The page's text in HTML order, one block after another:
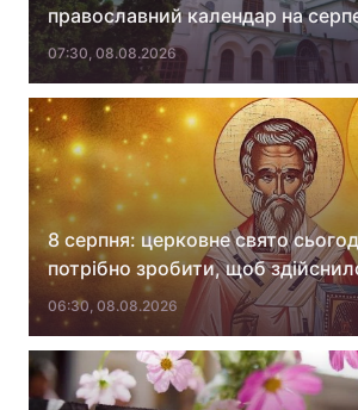
православний календар на
07:30, 08.08.2026
8 серпня: церковне свято
потрібно зробити, щоб
06:30, 08.08.2026